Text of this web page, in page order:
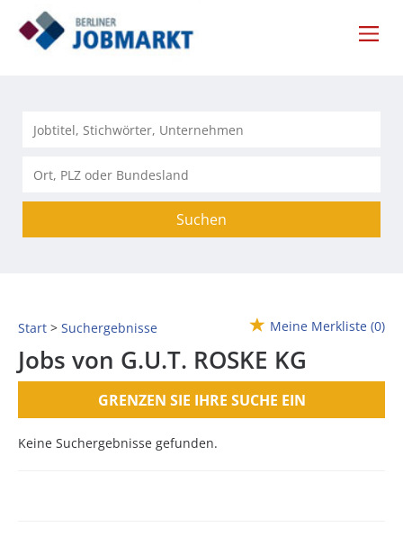
Suchen
Start Suchergebnisse Meine Merkliste (0)
Jobs von G.U.T. ROSKE KG
GRENZEN SIE IHRE SUCHE EIN
Keine Suchergebnisse gefunden.